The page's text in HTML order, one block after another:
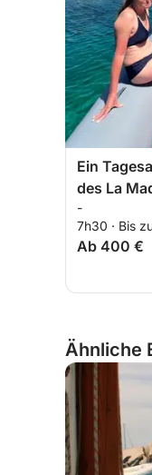
Ein
des La
-
7h30 · Bis
Ab 400 €
Ähnliche